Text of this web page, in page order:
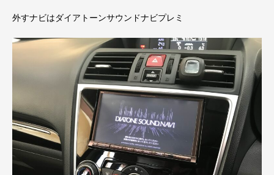
外すナビはダイアトーンサウンドナビプレミ